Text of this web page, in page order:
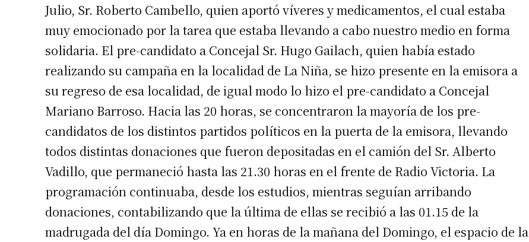
Julio, Sr. Roberto Cambello, quien aportó víveres y medicamentos, el cual estaba
muy emocionado por la tarea que estaba llevando a cabo nuestro medio en forma
solidaria. El pre-candidato a Concejal Sr. Hugo Gailach, quien había estado
realizando su campaña en la localidad de La Niña, se hizo presente en la emisora a
su regreso de esa localidad, de igual modo lo hizo el pre-candidato a Concejal
Mariano Barroso. Hacia las 20 horas, se concentraron la mayoría de los pre-
candidatos de los distintos partidos políticos en la puerta de la emisora, llevando
todos distintas donaciones que fueron depositadas en el camión del Sr. Alberto
Vadillo, que permaneció hasta las 21.30 horas en el frente de Radio Victoria. La
programación continuaba, desde los estudios, mientras seguían arribando
donaciones, contabilizando que la última de ellas se recibió a las 01.15 de la
madrugada del día Domingo. Ya en horas de la mañana del Domingo, el espacio de la